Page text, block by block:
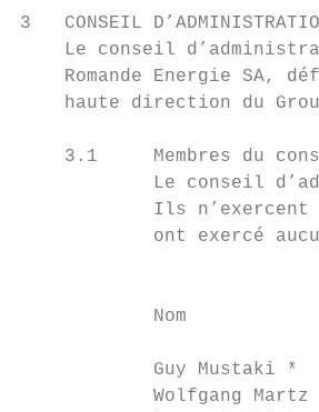
3   CONSEIL
Le conseil
Romande Energie SA,
haute direction du
3.1     Membres du
Le conseil
Ils
ont exercé
Nom
Guy Mustaki *
Wolfgang